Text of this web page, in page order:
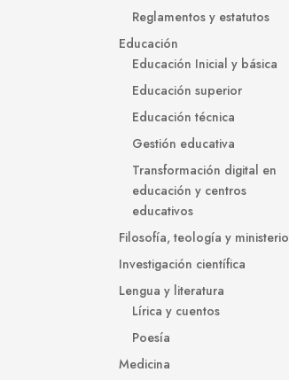
Reglamentos y estatutos
Educación
Educación Inicial y básica
Educación superior
Educación técnica
Gestión educativa
Transformación digital en
educación y centros
educativos
Filosofía, teología y ministerio
Investigación científica
Lengua y literatura
Lírica y cuentos
Poesía
Medicina